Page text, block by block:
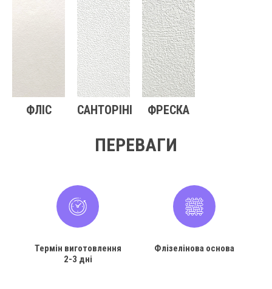
ФЛІС САНТОРІНІ ФРЕСКА
ПЕРЕВАГИ
Термін виготовлення
2-3 дні
Флізелінова основа